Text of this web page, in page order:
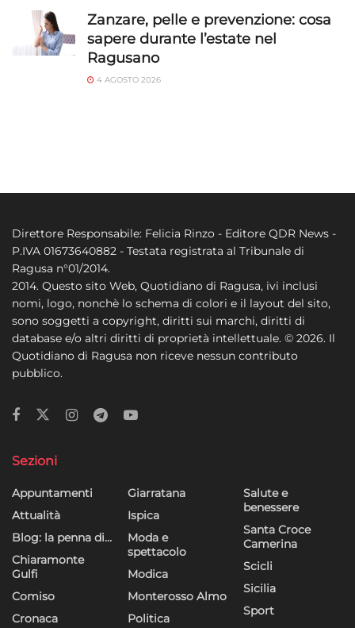
Zanzare, pelle e prevenzione: cosa
sapere durante l’estate nel
Ragusano
4 AGOSTO 2026
Direttore Responsabile: Felicia Rinzo - Editore QDR News -
P.IVA 01673640882 - Testata registrata al Tribunale di
Ragusa n°01/2014.
2014. Questo sito Web, Quotidiano di Ragusa, ivi inclusi
nomi, logo, nonchè lo schema di colori e il layout del sito,
sono soggetti a copyright, diritti sui marchi, diritti di
database e/o altri diritti di proprietà intellettuale. © 2026. Il
Quotidiano di Ragusa non riceve nessun contributo
pubblico.
Sezioni
Appuntamenti
Attualità
Blog: la penna di…
Chiaramonte
Gulfi
Comiso
Cronaca
Giarratana
Ispica
Moda e
spettacolo
Modica
Monterosso Almo
Politica
Salute e
benessere
Santa Croce
Camerina
Scicli
Sicilia
Sport